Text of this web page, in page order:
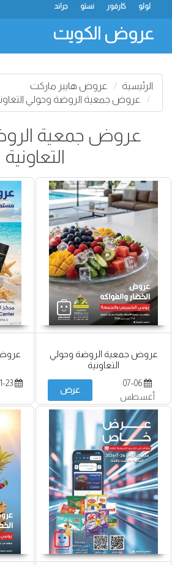
جراند نستو كارفور لولو
عروض الكويت
الرئيسية
عروض هايبر ماركت
عروض جمعية الروضة وحولي
عروض جمعية
التعاونية
عروض جمعية الروضة وحولي
التعاونية
07-06
أغسطس
عرض
31-23 يوليو